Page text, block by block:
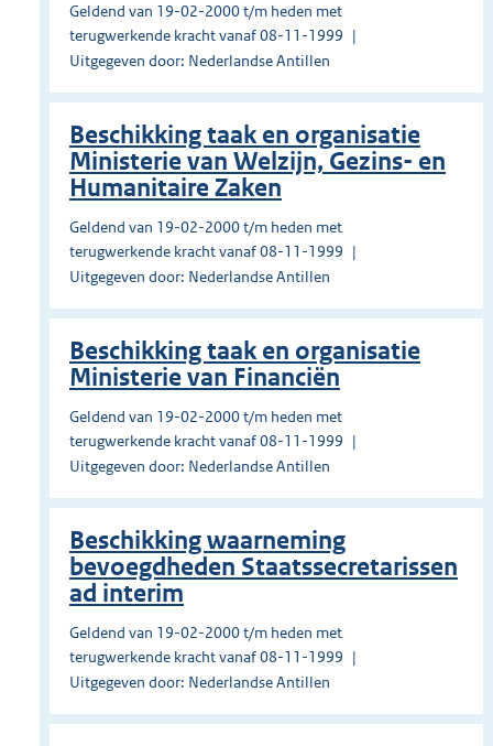
Geldend van 19-02-2000 t/m heden met
terugwerkende kracht vanaf 08-11-1999
Uitgegeven door: Nederlandse Antillen
Beschikking taak en organisatie
Ministerie van Welzijn, Gezins- en
Humanitaire Zaken
Geldend van 19-02-2000 t/m heden met
terugwerkende kracht vanaf 08-11-1999
Uitgegeven door: Nederlandse Antillen
Beschikking taak en organisatie
Ministerie van Financiën
Geldend van 19-02-2000 t/m heden met
terugwerkende kracht vanaf 08-11-1999
Uitgegeven door: Nederlandse Antillen
Beschikking waarneming
bevoegdheden Staatssecretarissen
ad interim
Geldend van 19-02-2000 t/m heden met
terugwerkende kracht vanaf 08-11-1999
Uitgegeven door: Nederlandse Antillen